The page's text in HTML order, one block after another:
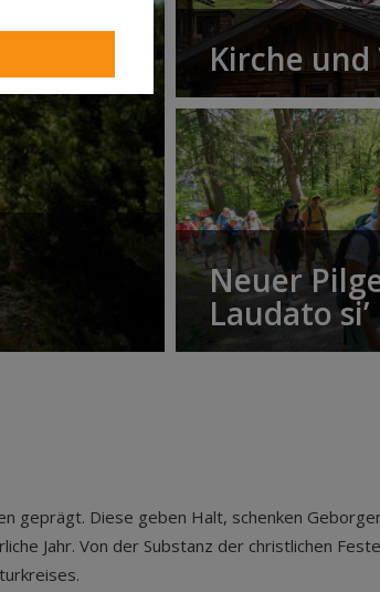
Kirche
Neuer
Laudato si’
geprägt. Diese geben Halt, schenken
Jahr. Von der Substanz der christlichen